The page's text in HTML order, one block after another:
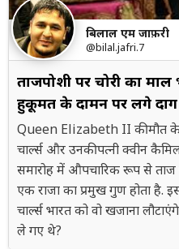
बिलाल एम जाफ़री
@bilal.jafri.7
ताजपोशी पर चोरी का माल
हुकूमत के दामन पर लगे दाग
Queen Elizabeth II की मौत के
चार्ल्स और उनकी पत्नी क्वीन
समारोह में औपचारिक रूप से ताज
एक राजा का प्रमुख गुण होता है.
चार्ल्स भारत को वो खजाना
ले गए थे?